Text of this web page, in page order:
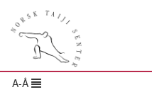
A-Å